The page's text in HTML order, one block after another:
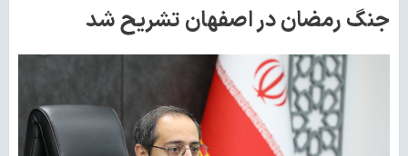
جنگ رمضان در اصفهان تشریح شد